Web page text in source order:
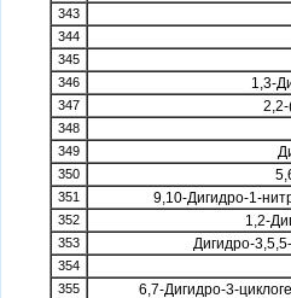
343
344
345
346
1,3-
347
348
349
350
351 9,10-Дигидро-1-
352 1,2-
353 Дигидро-
354
355
6,7-Дигидро-3-